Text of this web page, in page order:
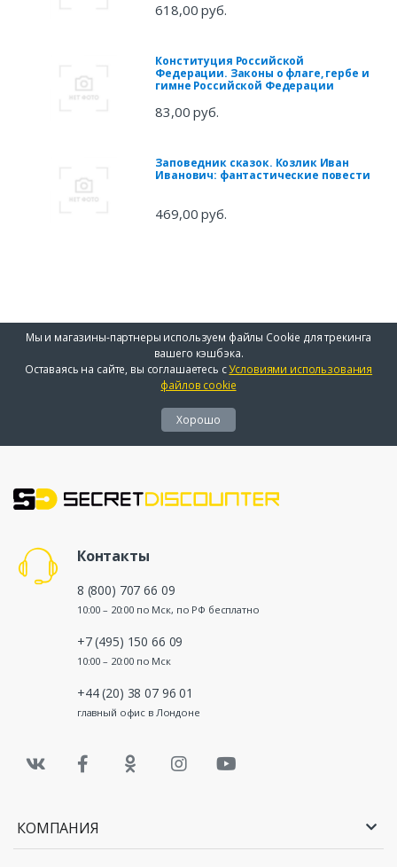
618,00 руб.
Конституция Российской
Федерации. Законы о флаге, гербе и
гимне Российской Федерации
83,00 руб.
Заповедник сказок. Козлик Иван
Иванович: фантастические повести
469,00 руб.
Мы и магазины-партнеры используем файлы Cookie для трекинга
вашего кэшбэка.
Оставаясь на сайте, вы соглашаетесь сУсловиями использования
файлов cookie
Хорошо
Контакты
8 (800) 707 66 09
10:00 – 20:00 по Мск, по РФ бесплатно
+7 (495) 150 66 09
10:00 – 20:00 по Мск
+44 (20) 38 07 96 01
главный офис в Лондоне
КОМПАНИЯ